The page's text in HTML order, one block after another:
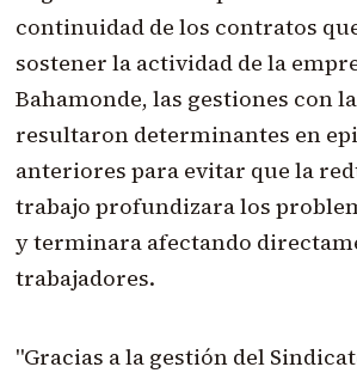
continuidad de los contratos
sostener la actividad de la
Bahamonde, las gestiones con
resultaron determinantes en
anteriores para evitar que la
trabajo profundizara los
y terminara afectando
trabajadores.
"Gracias a la gestión del